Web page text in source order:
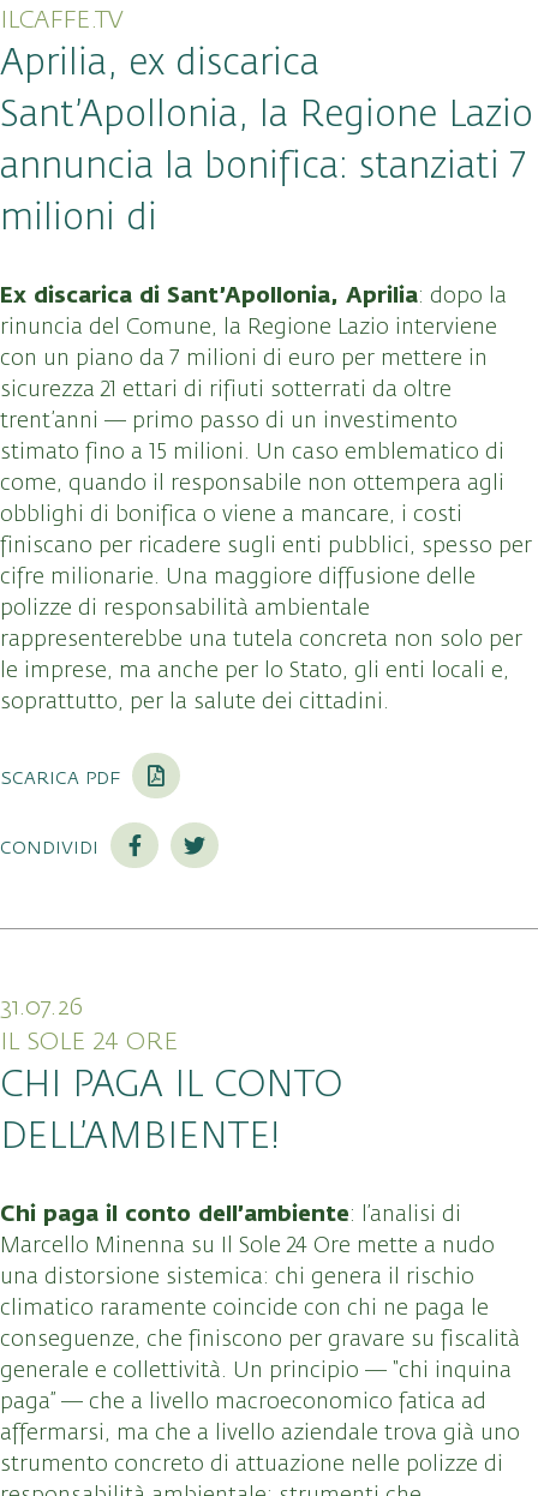
ILCAFFE.TV
Aprilia, ex discarica
Sant’Apollonia, la Regione Lazio
annuncia la bonifica: stanziati 7
milioni di
Ex discarica di Sant’Apollonia, Aprilia: dopo la
rinuncia del Comune, la Regione Lazio interviene
con un piano da 7 milioni di euro per mettere in
sicurezza 21 ettari di rifiuti sotterrati da oltre
trent’anni — primo passo di un investimento
stimato fino a 15 milioni. Un caso emblematico di
come, quando il responsabile non ottempera agli
obblighi di bonifica o viene a mancare, i costi
finiscano per ricadere sugli enti pubblici, spesso per
cifre milionarie. Una maggiore diffusione delle
polizze di responsabilità ambientale
rappresenterebbe una tutela concreta non solo per
le imprese, ma anche per lo Stato, gli enti locali e,
soprattutto, per la salute dei cittadini.
scarica pdf
condividi
31.07.26
IL SOLE 24 ORE
CHI PAGA IL CONTO
DELL’AMBIENTE!
Chi paga il conto dell’ambiente: l’analisi di
Marcello Minenna su Il Sole 24 Ore mette a nudo
una distorsione sistemica: chi genera il rischio
climatico raramente coincide con chi ne paga le
conseguenze, che finiscono per gravare su fiscalità
generale e collettività. Un principio — “chi inquina
paga” — che a livello macroeconomico fatica ad
affermarsi, ma che a livello aziendale trova già uno
strumento concreto di attuazione nelle polizze di